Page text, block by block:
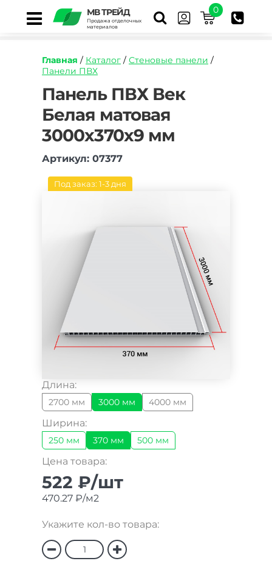
МВ ТРЕЙД
Продажа отделочных
материалов
0
Главная / Каталог / Стеновые панели /
Панели ПВХ
https://mvtrade.ru/images/id/normal/panel-
pvh-
vek-
belaya-
matovaya-
mm.jpg
Панель ПВХ Век
Белая матовая
3000х370х9 мм
Артикул: 07377
Под заказ: 1-3 дня
Длина:
2700 мм 3000 мм 4000 мм
Ширина:
250 мм 370 мм 500 мм
Цена товара:
522 ₽/шт
470.27 ₽/м2
Укажите кол-во товара: